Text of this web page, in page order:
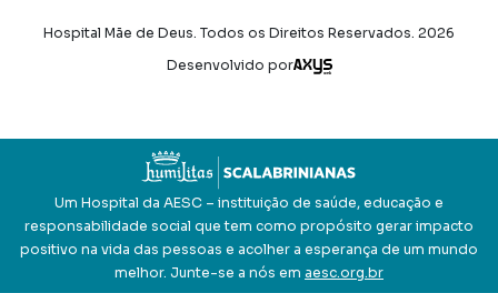
Hospital Mãe de Deus. Todos os Direitos Reservados. 2026
Desenvolvido por
Axysweb
Um Hospital da AESC – instituição de saúde, educação e
responsabilidade social que tem como propósito gerar impacto
positivo na vida das pessoas e acolher a esperança de um mundo
melhor. Junte-se a nós em aesc.org.br